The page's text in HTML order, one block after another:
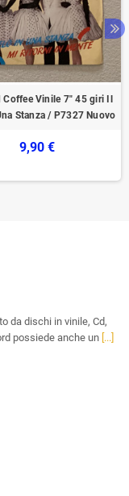
Coffee Vinile 7" 45 giri Il
Stanza / P7327 Nuovo
9,90 €
da dischi in vinile, Cd,
possiede anche un [...]